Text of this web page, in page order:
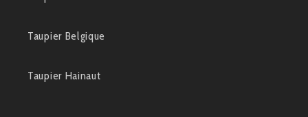
Taupier Belgique
Taupier Hainaut